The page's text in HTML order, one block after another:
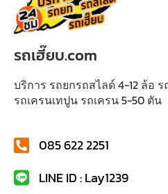
รถเฮี๊ยบ.com
บริการ รถยกรถสไลด์ 4-12 ล้อ ร
รถเครนเทปูน รถเครน 5-50 ตัน
085 622 2251
LINE ID : Lay1239